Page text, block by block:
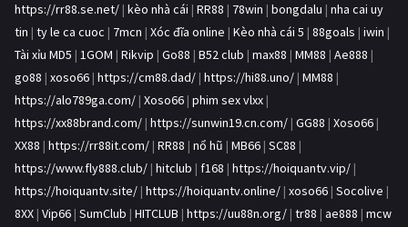
https://rr88.se.net/ | kèo nhà cái | RR88 | 78win | bongdalu | nha cai uy
tin | ty le ca cuoc | 7mcn | Xóc đĩa online | Kèo nhà cái 5 | 88goals | iwin |
Tài xỉu MD5 | 1GOM | Rikvip | Go88 | B52 club | max88 | MM88 | Ae888 |
go88 | xoso66 | https://cm88.dad/ | https://hi88.uno/ | MM88 |
https://alo789ga.com/ | Xoso66 | phim sex vlxx |
https://xx88brand.com/ | https://sunwin19.cn.com/ | GG88 | Xoso66 |
XX88 | https://rr88it.com/ | RR88 | nổ hũ | MB66 | SC88 |
https://www.fly888.club/ | hitclub | f168 | https://hoiquantv.vip/ |
https://hoiquantv.site/ | https://hoiquantv.online/ | xoso66 | Socolive |
8XX | Vip66 | SumClub | HITCLUB | https://uu88n.org/ | tr88 | ae888 | mcw